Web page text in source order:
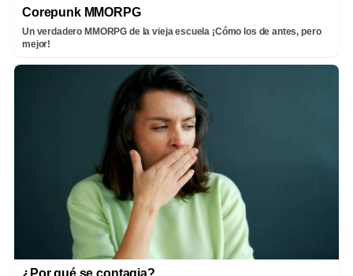
Corepunk MMORPG
Un verdadero MMORPG de la vieja escuela ¡Cómo los de antes, pero
mejor!
¿Por qué se contagia?